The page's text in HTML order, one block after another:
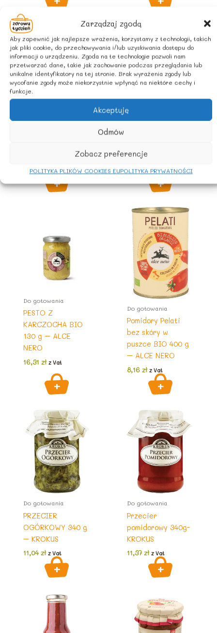
Zarządzaj zgodą
Aby zapewnić jak najlepsze wrażenia, korzystamy z technologii, takich
jak pliki cookie, do przechowywania i/lub uzyskiwania dostępu do
informacji o urządzeniu. Zgoda na te technologie pozwoli nam
przetwarzać dane, takie jak zachowanie podczas przeglądania lub
unikalne identyfikatory na tej stronie. Brak wyrażenia zgody lub
wycofanie zgody może niekorzystnie wpłynąć na niektóre cechy i
funkcje.
Akceptuję
Odmów
Zobacz preferencje
POLITYKA PLIKÓW COOKIES EUPOLITYKA PRYWATNOŚCI
17,50 zł z Vat
NERO
11,84zł z Vat
Do gotowania
PESTO Z
KARCZOCHA BIO
130 g – ALCE
NERO
16,31 zł z Vat
Do gotowania
Pomidory Pelati
bez skóry w
puszce BIO 400 g
– ALCE NERO
8,16 zł z Vat
Do gotowania
PRZECIER
OGÓRKOWY 340 g
– KROKUS
11,04 zł z Vat
Do gotowania
Przecier
pomidorowy 340g-
KROKUS
11,37zł z Vat